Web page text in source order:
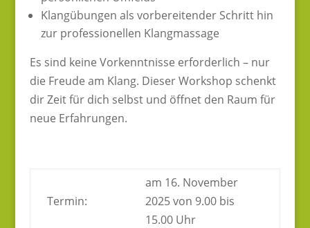
Klangübungen als vorbereitender Schritt hin
zur professionellen Klangmassage
Es sind keine Vorkenntnisse erforderlich – nur
die Freude am Klang. Dieser Workshop schenkt
dir Zeit für dich selbst und öffnet den Raum für
neue Erfahrungen.
Termin:
am 16. November
2025 von 9.00 bis
15.00 Uhr